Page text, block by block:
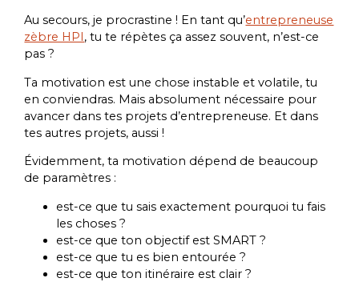
Au secours, je procrastine ! En tant qu’entrepreneuse
zèbre HPI, tu te répètes ça assez souvent, n’est-ce
pas ?
Ta motivation est une chose instable et volatile, tu
en conviendras. Mais absolument nécessaire pour
avancer dans tes projets d’entrepreneuse. Et dans
tes autres projets, aussi !
Évidemment, ta motivation dépend de beaucoup
de paramètres :
est-ce que tu sais exactement pourquoi tu fais
les choses ?
est-ce que ton objectif est SMART ?
est-ce que tu es bien entourée ?
est-ce que ton itinéraire est clair ?